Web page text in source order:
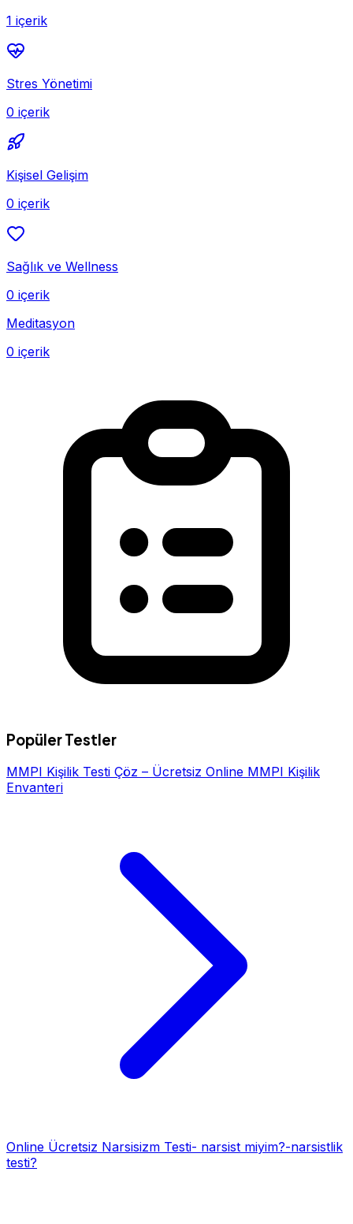
1 içerik
Stres Yönetimi
0 içerik
Kişisel Gelişim
0 içerik
Sağlık ve Wellness
0 içerik
Meditasyon
0 içerik
Popüler Testler
MMPI Kişilik Testi Çöz – Ücretsiz Online MMPI Kişilik
Envanteri
Online Ücretsiz Narsisizm Testi- narsist miyim?-narsistlik
testi?